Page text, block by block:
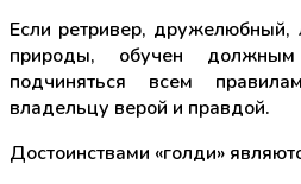
Если ретривер, дружелюбный,
природы, обучен
подчиняться всем
владельцу верой и правдой.
Достоинствами «голди»